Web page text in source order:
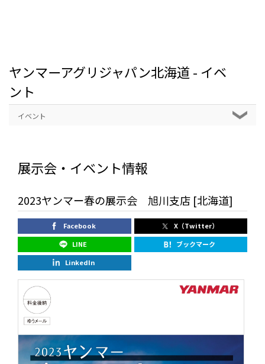
ヤンマーアグリジャパン北海道 - イベ
ント
イベント
展示会・イベント情報
2023ヤンマー春の展示会 旭川支店 [北海道]
Facebook
X（Twitter）
LINE
ブックマーク
LinkedIn